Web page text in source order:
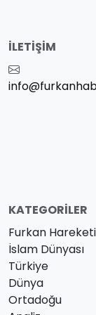
İLETIŞIM
KATEGORILER
Furkan Hareketi
İslam Dünyası
Türkiye
Dünya
Ortadoğu